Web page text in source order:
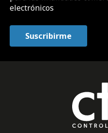
electrónicos